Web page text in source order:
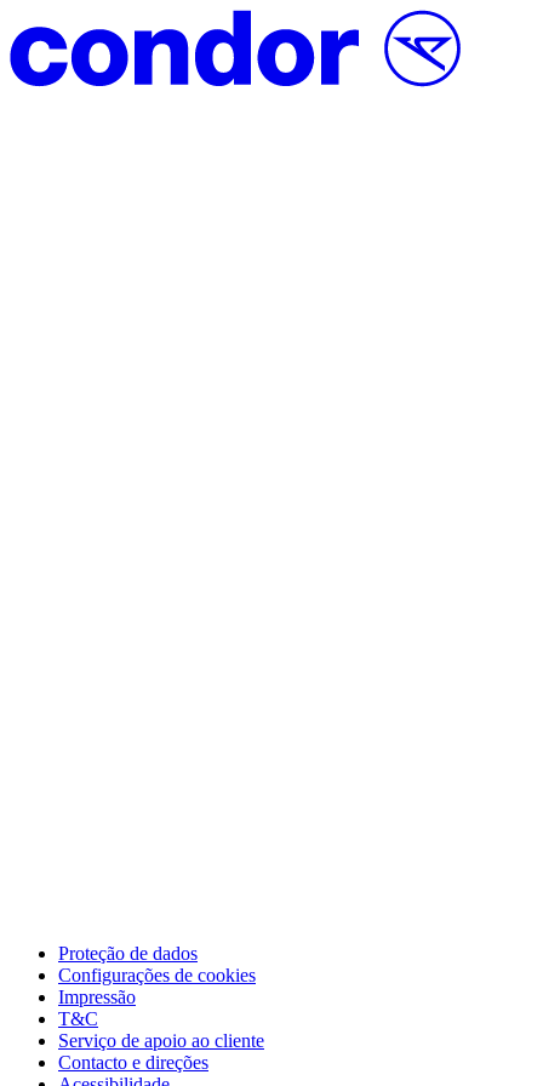
Proteção de dados
Configurações de cookies
Impressão
T&C
Serviço de apoio ao cliente
Contacto e direções